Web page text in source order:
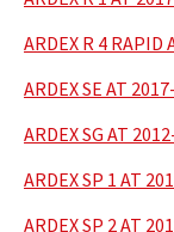
ARDEX R 4
ARDEX SE AT
ARDEX SG AT
ARDEX SP 1 AT
ARDEX SP 2 AT